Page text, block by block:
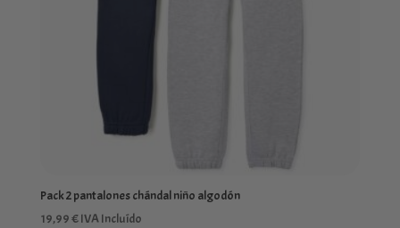
Pack 2 pantalones chándal niño algodón
19,99€IVA Incluído